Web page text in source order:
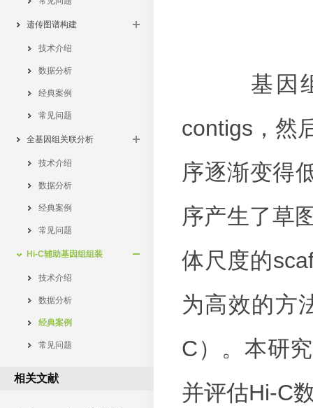
遗传图谱构建
技术介绍
数据分析
经典案例
常见问题
全基因组关联分析
技术介绍
数据分析
经典案例
常见问题
Hi-C辅助基因组组装
技术介绍
数据分析
经典案例
常见问题
相关文献
基因组组
contigs，然
序逐渐变得
序产生了草
体尺度的
为高效的方
C）。本研
并评估Hi-C